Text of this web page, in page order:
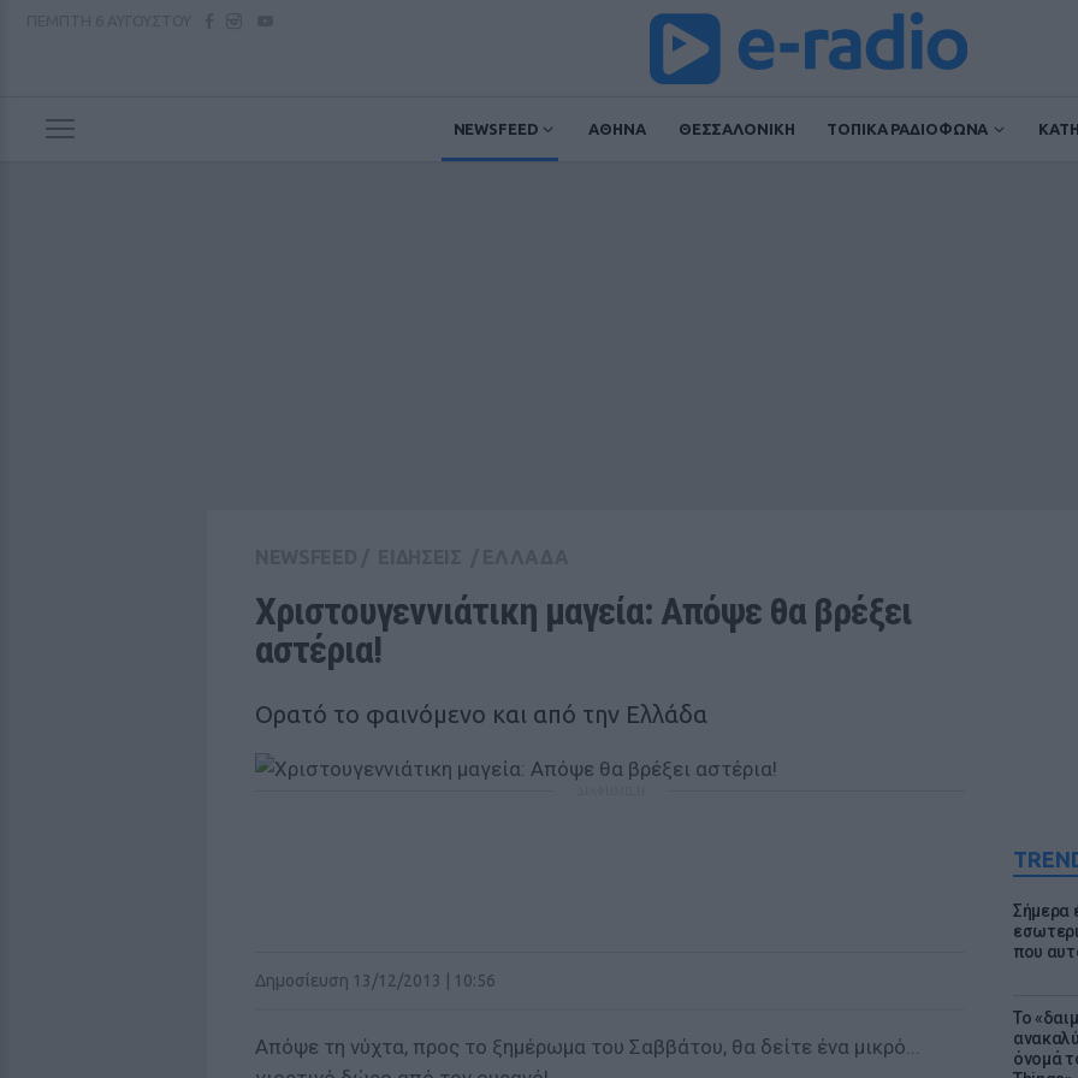
NEWSFEED ΑΘΗΝΑ ΘΕΣΣΑΛΟΝΙΚΗ ΤΟΠΙΚΑ ΡΑΔΙΟΦΩΝΑ
Σήμερα
που
Το
όνομά
Χριστουγεννιάτικη μαγεία: Απόψε θα βρέξει
αστέρια!
Ορατό το φαινόμενο και από την Ελλάδα
Δημοσίευση 13/12/2013 | 10:56
Απόψε τη νύχτα, προς το ξημέρωμα του Σαββάτου, θα δείτε ένα μικρό...